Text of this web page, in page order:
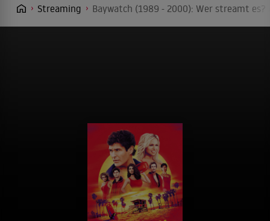
Streaming Baywatch (1989 - 2000): Wer streamt